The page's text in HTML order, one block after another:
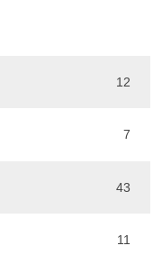
12
7
43
11